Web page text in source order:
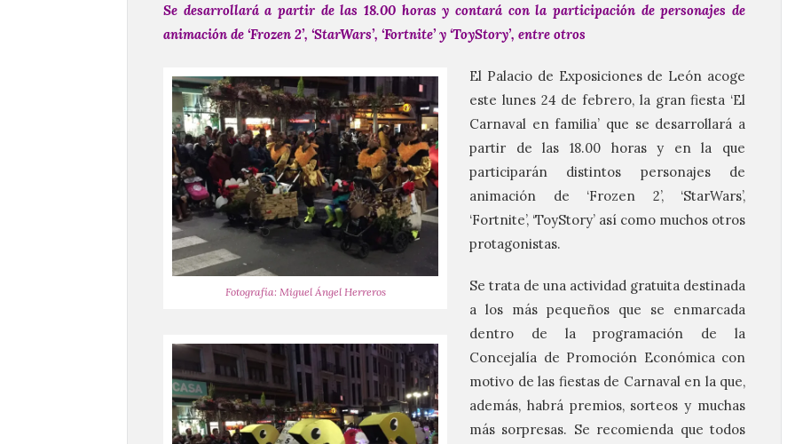
Se desarrollará a partir de las 18.00 horas y contará con la participación de personajes de
animación de ‘Frozen 2’, ‘StarWars’, ‘Fortnite’ y ‘ToyStory’, entre otros
Fotografía: Miguel Ángel Herreros
El Palacio de Exposiciones de León acoge
este lunes 24 de febrero, la gran fiesta ‘El
Carnaval en familia’ que se desarrollará a
partir de las 18.00 horas y en la que
participarán distintos personajes de
animación de ‘Frozen 2’, ‘StarWars’,
‘Fortnite’, ‘ToyStory’ así como muchos otros
protagonistas.
Se trata de una actividad gratuita destinada
a los más pequeños que se enmarcada
dentro de la programación de la
Concejalía de Promoción Económica con
motivo de las fiestas de Carnaval en la que,
además, habrá premios, sorteos y muchas
más sorpresas. Se recomienda que todos